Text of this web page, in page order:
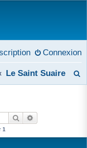
Connexion
Le Saint Suaire
Rechercher
1